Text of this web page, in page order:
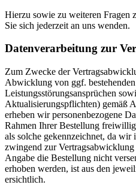
Hierzu sowie zu weiteren Fragen
Sie sich jederzeit an uns wenden.
Datenverarbeitung zur
Zum Zwecke der
Abwicklung von ggf.
Leistungsstörungsansprüchen
Aktualisierungspflichten) gemäß
erheben wir personenbezogene
Rahmen Ihrer Bestellung
als solche gekennzeichnet, da wir
zwingend zur
Angabe die Bestellung nicht
erhoben werden, ist aus den
ersichtlich.